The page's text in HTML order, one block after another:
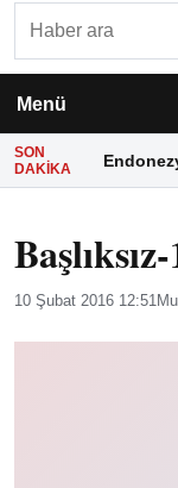
Menü
SON
DAKIKA
10 Şubat 2016 12:51